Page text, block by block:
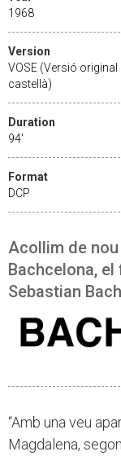
1968
Version
VOSE (Versió
castellà)
Duration
94'
Format
DCP
Acollim de
Bachcelona,
Sebastian
“Amb una veu
Magdalena,